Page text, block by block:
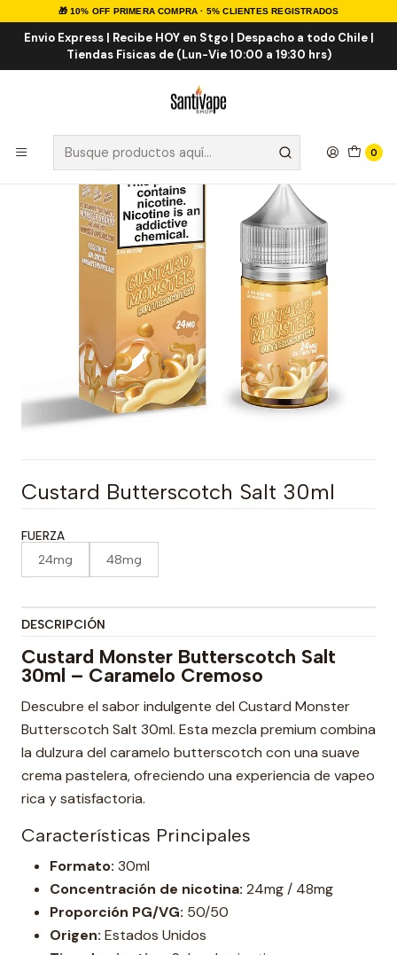
🎁 10% OFF PRIMERA COMPRA · 5% CLIENTES REGISTRADOS
Envio Express | Recibe HOY en Stgo | Despacho a todo Chile |
Tiendas Fisicas de (Lun-Vie 10:00 a 19:30 hrs)
0
Inicio Sales de Nicotina Salt Nic Importadas
Custard Butterscotch Salt 30ml
Custard Butterscotch Salt 30ml
FUERZA
24mg 48mg
DESCRIPCIÓN
Custard Monster Butterscotch Salt
30ml – Caramelo Cremoso
Descubre el sabor indulgente del Custard Monster
Butterscotch Salt 30ml. Esta mezcla premium combina
la dulzura del caramelo butterscotch con una suave
crema pastelera, ofreciendo una experiencia de vapeo
rica y satisfactoria.
Características Principales
Formato: 30ml
Concentración de nicotina: 24mg / 48mg
Proporción PG/VG: 50/50
Origen: Estados Unidos